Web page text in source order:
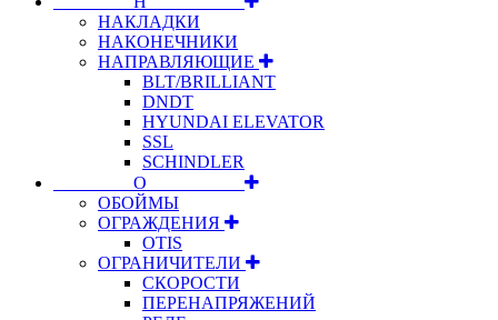
НАКЛАДКИ
НАКОНЕЧНИКИ
НАПРАВЛЯЮЩИЕ
BLT/BRILLIANT
DNDT
HYUNDAI ELEVATOR
SSL
SCHINDLER
⠀⠀⠀⠀⠀⠀О⠀⠀⠀⠀⠀⠀⠀
ОБОЙМЫ
ОГРАЖДЕНИЯ
OTIS
ОГРАНИЧИТЕЛИ
СКОРОСТИ
ПЕРЕНАПРЯЖЕНИЙ